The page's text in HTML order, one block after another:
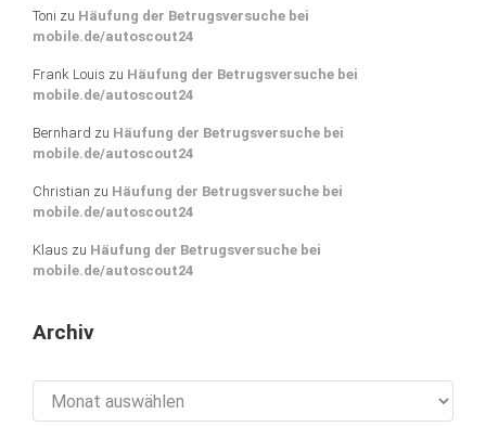
Toni zu Häufung der Betrugsversuche bei
mobile.de/autoscout24
Frank Louis zu Häufung der Betrugsversuche bei
mobile.de/autoscout24
Bernhard zu Häufung der Betrugsversuche bei
mobile.de/autoscout24
Christian zu Häufung der Betrugsversuche bei
mobile.de/autoscout24
Klaus zu Häufung der Betrugsversuche bei
mobile.de/autoscout24
Archiv